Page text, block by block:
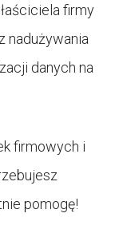
firmy
nadużywania
danych na
firmowych i
pomogę!